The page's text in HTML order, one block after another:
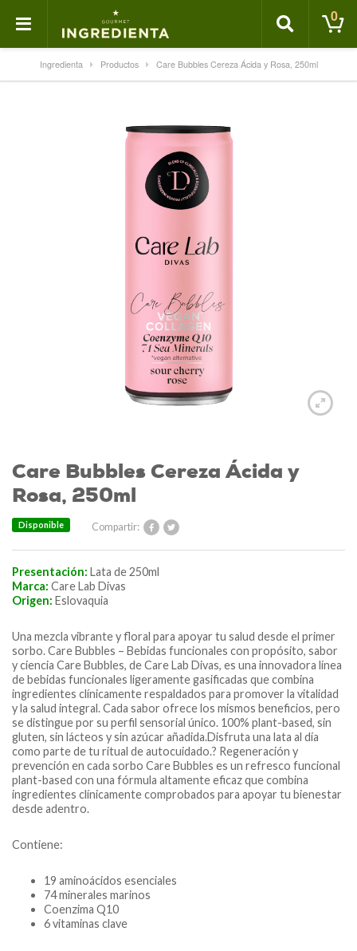
0
Ingredienta Productos Care Bubbles Cereza Ácida y Rosa, 250ml
Care Bubbles Cereza Ácida y
Rosa, 250ml
Compartir:
Disponible
Presentación: Lata de 250ml
Marca: Care Lab Divas
Origen: Eslovaquia
Una mezcla vibrante y floral para apoyar tu salud desde el primer
sorbo. Care Bubbles – Bebidas funcionales con propósito, sabor
y ciencia Care Bubbles, de Care Lab Divas, es una innovadora línea
de bebidas funcionales ligeramente gasificadas que combina
ingredientes clínicamente respaldados para promover la vitalidad
y la salud integral. Cada sabor ofrece los mismos beneficios, pero
se distingue por su perfil sensorial único. 100% plant-based, sin
gluten, sin lácteos y sin azúcar añadida.Disfruta una lata al día
como parte de tu ritual de autocuidado.? Regeneración y
prevención en cada sorbo Care Bubbles es un refresco funcional
plant-based con una fórmula altamente eficaz que combina
ingredientes clínicamente comprobados para apoyar tu bienestar
desde adentro.
Contiene:
19 aminoácidos esenciales
74 minerales marinos
Coenzima Q10
6 vitaminas clave